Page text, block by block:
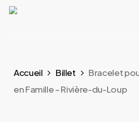
Skip
Accueil Billet
Bracelet
en Famille – Rivière-du-Loup